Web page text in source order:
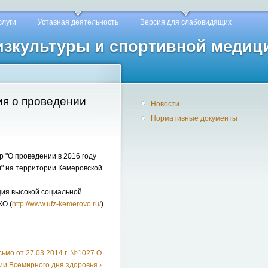
и спортивной
Уставная деятельность Версия для слабовидящих
о проведении
"О проведении в 2016 году
на территории Кемеровской
высокой социальной
(http://www.ufz-kemerovo.ru/)
от 27.03.2014 г. №1027 О
Всемирного дня здоровья ›
Новости
Нормативные документы